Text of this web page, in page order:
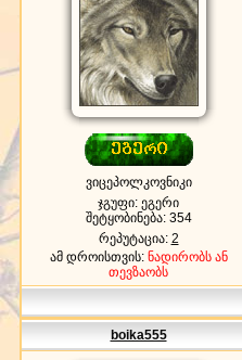
ვიცეპოლკოვნიკი
ჯგუფი: ეგერი
შეტყობინება: 354
რეპუტაცია: 2
ამ დროისთვის: ნადირობს ან
თევზაობს
boika555